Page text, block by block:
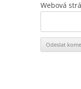
Webová